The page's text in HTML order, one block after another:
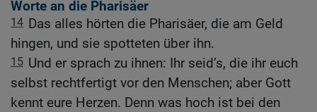
Worte an die Pharisäer
14 Das alles hörten die Pharisäer, die am Geld
hingen, und sie spotteten über ihn.
15 Und er sprach zu ihnen: Ihr seid’s, die ihr euch
selbst rechtfertigt vor den Menschen; aber Gott
kennt eure Herzen. Denn was hoch ist bei den